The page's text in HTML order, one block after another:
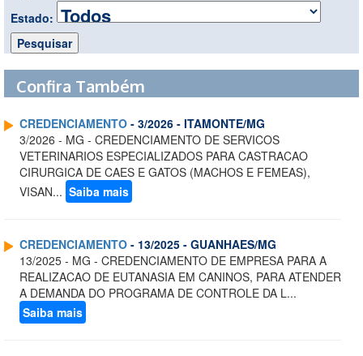
Estado:
Confira Também
CREDENCIAMENTO - 3/2026 - ITAMONTE/MG
3/2026 - MG - CREDENCIAMENTO DE SERVICOS
VETERINARIOS ESPECIALIZADOS PARA CASTRACAO
CIRURGICA DE CAES E GATOS (MACHOS E FEMEAS),
VISAN... Saiba mais
CREDENCIAMENTO - 13/2025 - GUANHAES/MG
13/2025 - MG - CREDENCIAMENTO DE EMPRESA PARA A
REALIZACAO DE EUTANASIA EM CANINOS, PARA ATENDER
A DEMANDA DO PROGRAMA DE CONTROLE DA L...
Saiba mais